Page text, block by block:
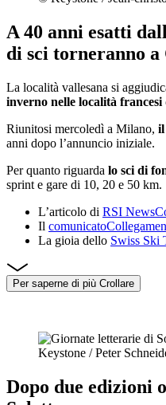
A 40 anni esatti
di sci torneranno
La località vallesana si
inverno nelle località
Riunitosi mercoledì a Milano, il
anni dopo l’annuncio iniziale.
Per quanto riguarda lo sci di
sprint e gare di 10, 20 e 50 km.
L’articolo di RSI News
Il comunicato
La gioia dello Swiss Ski
Per saperne di più Crollare
Keystone / Peter
Dopo due edizioni